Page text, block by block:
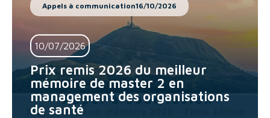
Appels à communication16/10/2026
10/07/2026
Prix remis 2026 du meilleur
mémoire de master 2 en
management des organisations
de santé